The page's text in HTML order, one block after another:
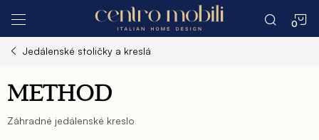
Jedálenské stoličky a kreslá
METHOD
Záhradné jedálenské kreslo